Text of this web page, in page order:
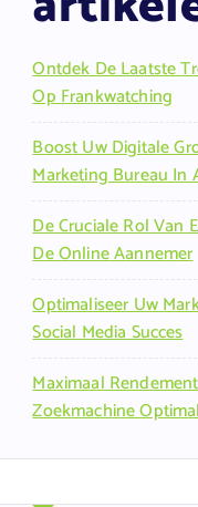
Ontdek De Laatste
Op Frankwatching
Boost Uw Digitale
Marketing Bureau In
De Cruciale Rol Van
De Online Aannemer
Optimaliseer Uw
Social Media Succes
Maximaal
Zoekmachine